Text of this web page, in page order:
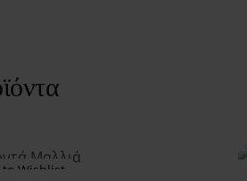
to Wishlist